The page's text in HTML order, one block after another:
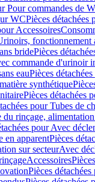
Pour commandes de
WCPièces détachées
Accessoires
fonctionnement
bridePièces
commande d'urinoir
eauPièces
synthétique
Pièces détachées
pour Tubes de
rinçage,
pour Avec
en apparentPièces
sur secteurAvec
Accessoires
Pièces